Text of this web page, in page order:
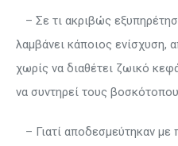
– Σε τι ακριβώς
λαμβάνει κάποιος ενίσχυση,
χωρίς να διαθέτει ζωικό
να συντηρεί τους
– Γιατί αποδεσμεύτηκαν με